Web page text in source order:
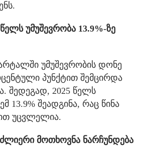
უმუშევრობა 13.9%-ზე
უმუშევრობის დონე
პუნქტით შემცირდა
შედეგად, 2025 წელს
13.9% შეადგინა, რაც წინა
უცვლელია.
მოთხოვნა ნარჩუნდება